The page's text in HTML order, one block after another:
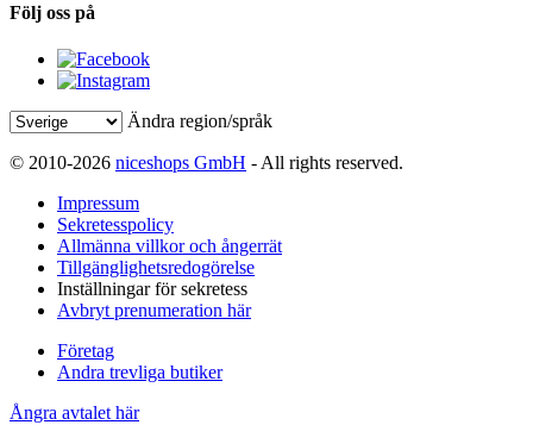
Följ oss på
Ändra region/språk
© 2010-2026 niceshops GmbH - All rights reserved.
Impressum
Sekretesspolicy
Allmänna villkor och ångerrät
Tillgänglighetsredogörelse
Inställningar för sekretess
Avbryt prenumeration här
Företag
Andra trevliga butiker
Ångra avtalet här